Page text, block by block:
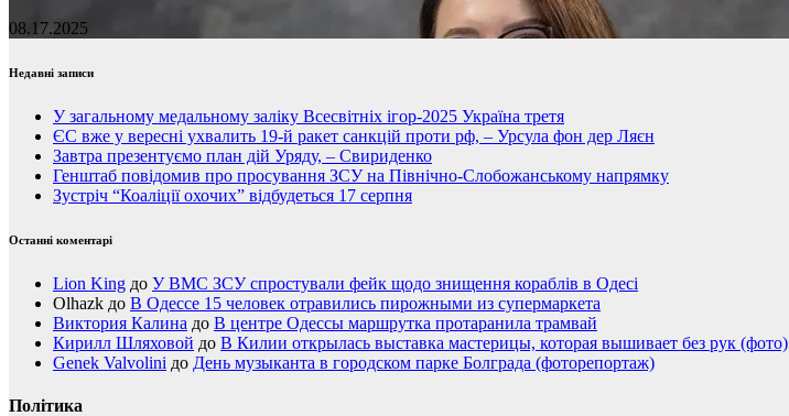
08.17.2025
Недавні записи
У загальному медальному заліку Всесвітніх ігор-2025 Україна третя
ЄС вже у вересні ухвалить 19-й ракет санкцій проти рф, – Урсула фон дер Ляєн
Завтра презентуємо план дій Уряду, – Свириденко
Генштаб повідомив про просування ЗСУ на Північно-Слобожанському напрямку
Зустріч “Коаліції охочих” відбудеться 17 серпня
Останні коментарі
Lion King до У ВМС ЗСУ спростували фейк щодо знищення кораблів в Одесі
Olhazk до В Одессе 15 человек отравились пирожными из супермаркета
Виктория Калина до В центре Одессы маршрутка протаранила трамвай
Кирилл Шляховой до В Килии открылась выставка мастерицы, которая вышивает без рук (фото)
Genek Valvolini до День музыканта в городском парке Болграда (фоторепортаж)
Політика